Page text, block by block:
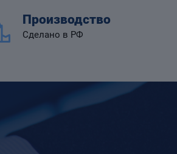
Производство
Сделано в РФ